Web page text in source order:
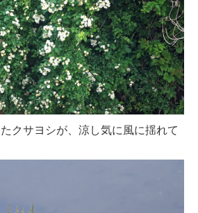
クサヨシが、涼し気に風に揺れて